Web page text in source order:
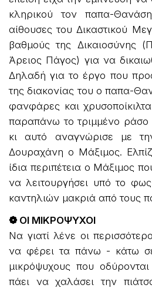
κληρικού τον παπα-
αίθουσες του Δικαστικού
βαθμούς της Δικαιοσύνης
Άρειος Πάγος) για να
Δηλαδή για το έργο που
της διακονίας του ο παπα-
φανφάρες και
παραπάνω το τριμμένο
κι αυτό αναγνώρισε με
Δουραχάνη ο Μάξιμος.
ίδια περιπέτεια ο Μάξιμος
να λειτουργήσει υπό το
καντηλιών μακριά από τους
❁ ΟΙ ΜΙΚΡΟΨΥΧΟΙ
Να γιατί λένε οι
να φέρει τα πάνω - κάτω
μικρόψυχους που
πάει να χαλάσει την